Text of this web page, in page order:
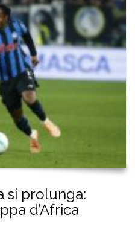
si prolunga:
d’Africa